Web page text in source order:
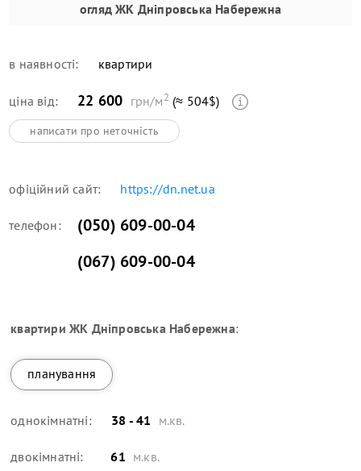
огляд ЖК Дніпровська Набережна
в наявності: квартири
ціна від: 22 600 грн/м2 (≈ 504$)
написати про неточність
офіційний сайт: https://dn.net.ua
телефон:
(050) 609-00-04
(067) 609-00-04
квартири ЖК Дніпровська Набережна:
планування
однокімнатні: 38 - 41 м.кв.
двокімнатні: 61 м.кв.